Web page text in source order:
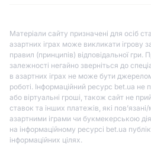
Матеріали сайту призначені для осіб
азартних іграх може викликати ігрову
правил (принципів) відповідальної гри.
залежності негайно зверніться до
в азартних іграх не може бути
роботі. Інформаційний ресурс bet.ua не
або віртуальні гроші, також сайт не
ставок та інших платежів, які
азартними іграми чи букмекерською
на інформаційному ресурсі bet.ua
інформаційних цілях.